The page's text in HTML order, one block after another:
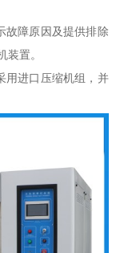
故障原因及提供排除
装置。
用进口压缩机组，并